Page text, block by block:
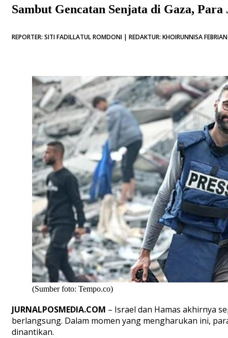
Sambut Gencatan Senjata di Gaza,
REPORTER: SITI FADILLATUL ROMDONI | REDAKTUR: KHOIRUNNISA
(Sumber foto: Tempo.co)
JURNALPOSMEDIA.COM – Israel dan Hamas akhirnya
berlangsung. Dalam momen yang mengharukan ini,
dinantikan.